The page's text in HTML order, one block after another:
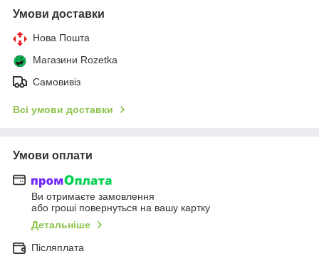
Умови доставки
Нова Пошта
Магазини Rozetka
Самовивіз
Всі умови доставки
Умови оплати
Ви отримаєте замовлення
або гроші повернуться на вашу картку
Детальніше
Післяплата